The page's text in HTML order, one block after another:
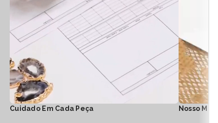
Cuidado Em Cada Peça Nosso